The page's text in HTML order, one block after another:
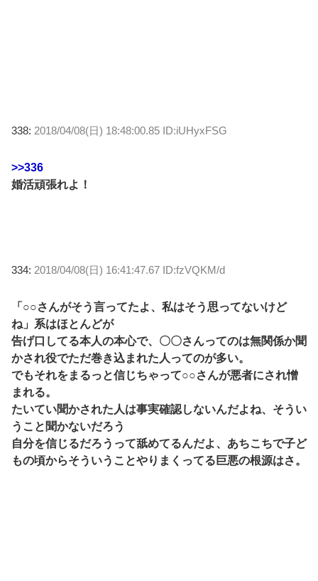
338: 2018/04/08(日) 18:48:00.85 ID:iUHyxFSG
>>336
婚活頑張れよ！
334: 2018/04/08(日) 16:41:47.67 ID:fzVQKM/d
「○○さんがそう言ってたよ、私はそう思ってないけど
ね」系はほとんどが
告げ口してる本人の本心で、〇〇さんってのは無関係か聞
かされ役でただ巻き込まれた人ってのが多い。
でもそれをまるっと信じちゃって○○さんが悪者にされ憎
まれる。
たいてい聞かされた人は事実確認しないんだよね、そうい
うこと聞かないだろう
自分を信じるだろうって舐めてるんだよ、あちこちで子ど
もの頃からそういうことやりまくってる巨悪の根源はさ。